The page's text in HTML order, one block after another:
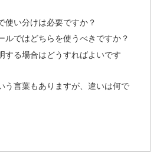
使い分けは必要ですか？
ルではどちらを使うべきですか？
する場合はどうすればよいです
う言葉もありますが、違いは何で